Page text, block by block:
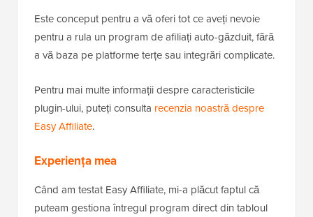
Este conceput pentru a vă oferi tot ce aveți nevoie
pentru a rula un program de afiliați auto-găzduit, fără
a vă baza pe platforme terțe sau integrări complicate.
Pentru mai multe informații despre caracteristicile
plugin-ului, puteți consulta recenzia noastră despre
Easy Affiliate.
Experiența mea
Când am testat Easy Affiliate, mi-a plăcut faptul că
puteam gestiona întregul program direct din tabloul